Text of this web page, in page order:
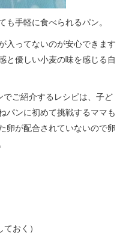
手軽に食べられるパン。
入ってないのが安心できます
と優しい小麦の味を感じる自
ご紹介するレシピは、子ど
パンに初めて挑戦するママも
卵が配合されていないので卵
おく）